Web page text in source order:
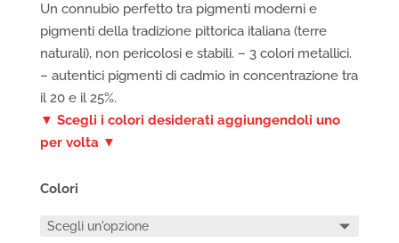
Un connubio perfetto tra pigmenti moderni e
pigmenti della tradizione pittorica italiana (terre
naturali), non pericolosi e stabili. – 3 colori metallici.
– autentici pigmenti di cadmio in concentrazione tra
il 20 e il 25%.
▼ Scegli i colori desiderati aggiungendoli uno
per volta ▼
Colori